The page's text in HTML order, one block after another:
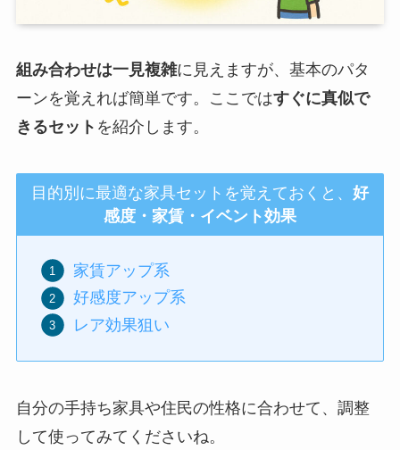
組み合わせは一見複雑に見えますが、基本のパタ
ーンを覚えれば簡単です。ここではすぐに真似で
きるセット を紹介します。
目的別に最適な家具セットを覚えておくと、 好
感度・家賃・イベント効果
家賃アップ系
好感度アップ系
レア効果狙い
自分の手持ち家具や住民の性格に合わせて、調整
して使ってみてくださいね。